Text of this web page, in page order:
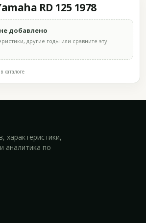
RD 125 1978
добавлено
другие годы или сравните эту
в каталоге
характеристики,
аналитика по